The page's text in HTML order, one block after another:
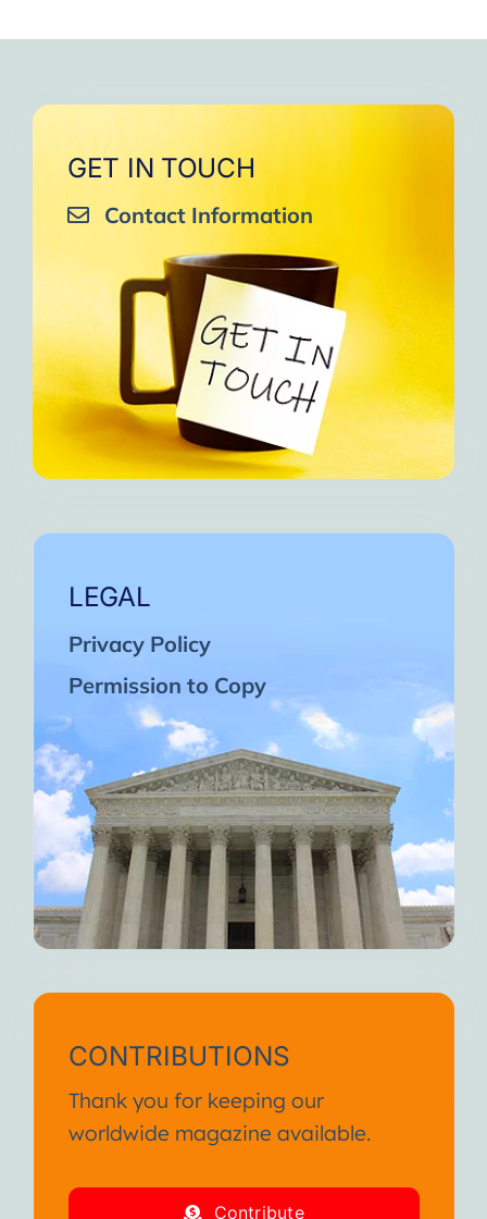
GET IN TOUCH
Contact Information
LEGAL
Privacy Policy
Permission to Copy
CONTRIBUTIONS
Thank you for keeping our
worldwide magazine available.
Contribute